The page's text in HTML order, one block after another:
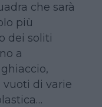
che sarà
più
dei soliti
a
di varie